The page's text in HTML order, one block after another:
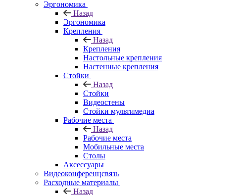
Эргономика
Назад
Эргономика
Крепления
Назад
Крепления
Настольные крепления
Настенные крепления
Стойки
Назад
Стойки
Видеостены
Стойки мультимедиа
Рабочие места
Назад
Рабочие места
Мобильные места
Столы
Аксессуары
Видеоконференцсвязь
Расходные материалы
Назад